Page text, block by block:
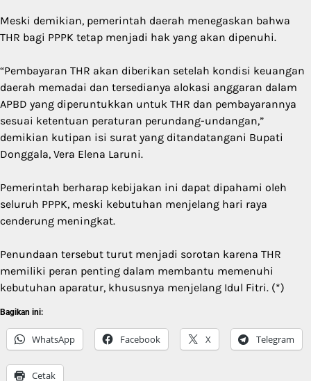
Meski demikian, pemerintah daerah menegaskan bahwa
THR bagi PPPK tetap menjadi hak yang akan dipenuhi.
“Pembayaran THR akan diberikan setelah kondisi keuangan
daerah memadai dan tersedianya alokasi anggaran dalam
APBD yang diperuntukkan untuk THR dan pembayarannya
sesuai ketentuan peraturan perundang-undangan,”
demikian kutipan isi surat yang ditandatangani Bupati
Donggala, Vera Elena Laruni.
Pemerintah berharap kebijakan ini dapat dipahami oleh
seluruh PPPK, meski kebutuhan menjelang hari raya
cenderung meningkat.
Penundaan tersebut turut menjadi sorotan karena THR
memiliki peran penting dalam membantu memenuhi
kebutuhan aparatur, khususnya menjelang Idul Fitri. (*)
Bagikan ini:
WhatsApp Facebook X Telegram
Cetak